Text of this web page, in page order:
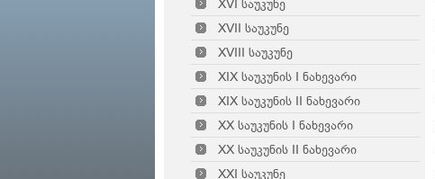
XVI საუკუნე
XVII საუკუნე
XVIII საუკუნე
XIX საუკუნის I ნახევარი
XIX საუკუნის II ნახევარი
XX საუკუნის I ნახევარი
XX საუკუნის II ნახევარი
XXI საუკუნე